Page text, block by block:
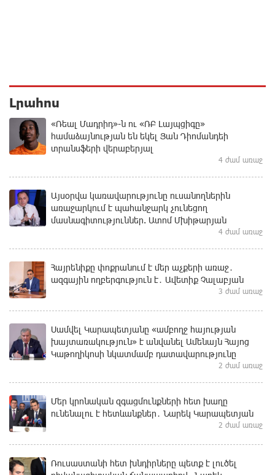
Լրահոս
«Ռեալ Մադրիդ»-ն ու «ՌԲ Լայպցիգը»
համաձայնության են եկել Յան Դիոմանդեի
տրանսֆերի վերաբերյալ
4 ժամ առաջ
Այսօրվա կառավարությունը ուսանողներին
առաջարկում է պահանջարկ չունեցող
մասնագիտություններ. Ատոմ Մխիթարյան
4 ժամ առաջ
Հայրենիքը փոքրանում է մեր աչքերի առաջ․
ազգային ողբերգություն է․ Ավետիք Չալաբյան
3 ժամ առաջ
Սամվել Կարապետյանը «ամբողջ հայության
խայտառակություն» է անվանել Ամենայն Հայոց
Կաթողիկոսի նկատմամբ դատավարությունը
2 ժամ առաջ
Մեր կրոնական զգացմունքների հետ խաղը
ունենալու է հետևանքներ․ Նարեկ Կարապետյան
2 ժամ առաջ
Ռուսաստանի հետ խնդիրները պետք է լուծել